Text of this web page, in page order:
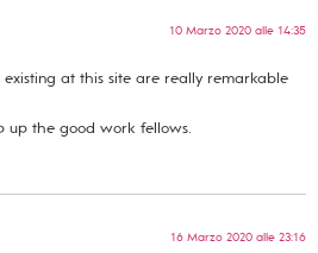
10 Marzo 2020 alle 14:35
existing at this site are really remarkable
up the good work fellows.
16 Marzo 2020 alle 23:16